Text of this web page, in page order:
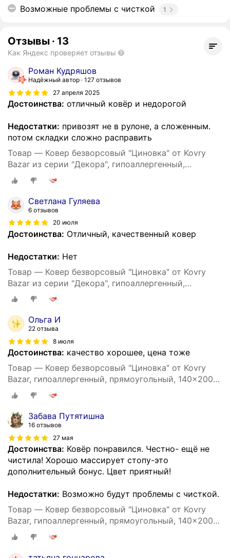
Возможные проблемы с чисткой 1
Отзывы · 13
Как Яндекс проверяет отзывы
Роман Кудряшов
Надёжный автор 127 отзывов
27 апреля 2025
Достоинства: отличный ковёр и недорогой
Недостатки: привозят не в рулоне, а сложенным.
потом складки сложно расправить
Товар — Ковер безворсовый "Циновка" от Kovry
Bazar из серии "Декора", гипоаллергенный,
прямоугольный, 200х290 см
Светлана Гуляева
6 отзывов
20 июля
Достоинства: Отличный, качественный ковер
Недостатки: Нет
Товар — Ковер безворсовый "Циновка" от Kovry
Bazar из серии "Декора", гипоаллергенный,
прямоугольный, 200х290 см
Ольга И
22 отзыва
8 июля
Достоинства: качество хорошее, цена тоже
Товар — Ковер безворсовый "Циновка" от Kovry
Bazar, гипоаллергенный, прямоугольный, 140x200
см
Забава Путятишна
16 отзывов
27 мая
Достоинства: Ковёр понравился. Честно- ещё не
чистила! Хорошо массирует стопу-это
дополнительный бонус. Цвет приятный!
Недостатки: Возможно будут проблемы с чисткой.
Товар — Ковер безворсовый "Циновка" от Kovry
Bazar, гипоаллергенный, прямоугольный, 140x200
см